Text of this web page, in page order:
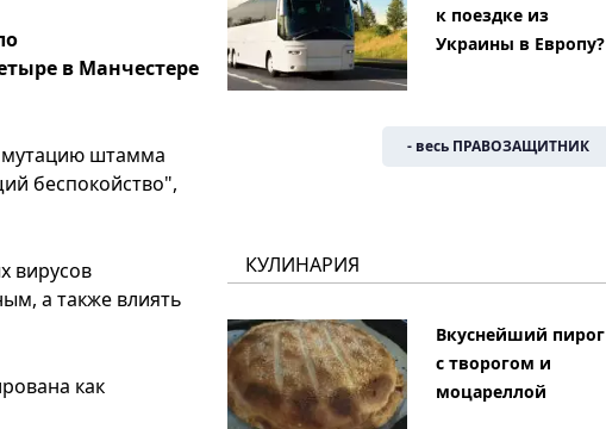
в Манчестере
мутацию штамма
беспокойство",
вирусов
а также влиять
как
к поездке из
Украины в Европу?
- весь ПРАВОЗАЩИТНИК
КУЛИНАРИЯ
Вкуснейший пирог
с творогом и
моцареллой